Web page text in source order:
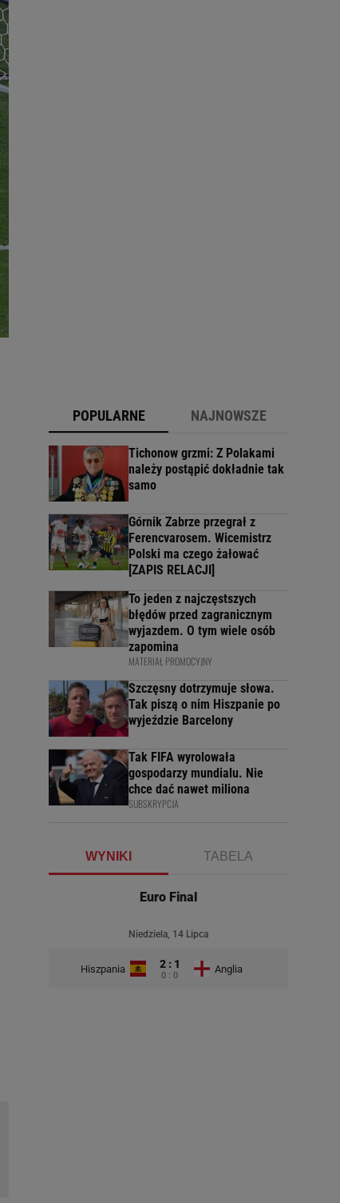
POPULARNE NAJNOWSZE
Tichonow grzmi: Z Polakami
należy postąpić dokładnie tak
samo
Górnik Zabrze przegrał z
Ferencvarosem. Wicemistrz
Polski ma czego żałować
[ZAPIS RELACJI]
To jeden z najczęstszych
błędów przed zagranicznym
wyjazdem. O tym wiele osób
zapomina
MATERIAŁ PROMOCYJNY
Szczęsny dotrzymuje słowa.
Tak piszą o nim Hiszpanie po
wyjeździe Barcelony
Tak FIFA wyrolowała
gospodarzy mundialu. Nie
chce dać nawet miliona
SUBSKRYPCJA
WYNIKI TABELA
Euro Final
Niedziela, 14 Lipca
Hiszpania 2 : 1
0 : 0
Anglia